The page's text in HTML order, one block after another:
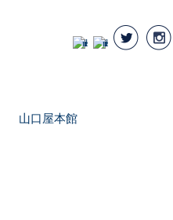
山口屋本館